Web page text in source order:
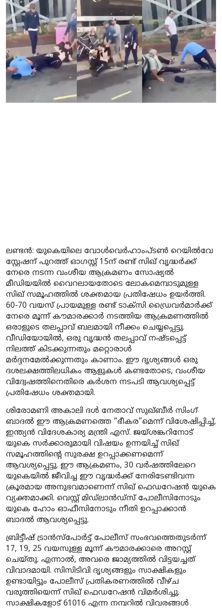
Gulf News
Sports
World
Health
Entertainment
ലണ്ടൻ: യുകെയിലെ വോൾവെർഹാംപ്ടൺ റെയിൽവേ
സ്റ്റേഷന് പുറത്ത് ഓഗസ്റ്റ് 15ന് രണ്ട് സിഖ് വൃദ്ധർക്ക്
നേരെ നടന്ന വംശീയ ആക്രമണം സോഷ്യൽ
മീഡിയയിൽ വൈറലായതോടെ ലോകമെമ്പാടുമുള്ള
സിഖ് സമൂഹത്തിൽ ശക്തമായ പ്രതിഷേധം ഉയർത്തി.
60-70 വയസ് പ്രായമുള്ള രണ്ട് ടാക്സി ഡ്രൈവർമാർക്ക്
നേരെ മൂന്ന് കൗമാരക്കാർ നടത്തിയ ആക്രമണത്തിൽ
ഒരാളുടെ തലപ്പാവ് ബലമായി നീക്കം ചെയ്യപ്പെട്ടു.
വീഡിയോയിൽ, ഒരു വൃദ്ധൻ തലപ്പാവ് നഷ്ടപ്പെട്ട്
നിലത്ത് കിടക്കുന്നതും മറ്റൊരാൾ
മർദ്ദനമേൽക്കുന്നതും കാണാം. ഈ ദൃശ്യങ്ങൾ ഒരു
ദശലക്ഷത്തിലധികം ആളുകൾ കണ്ടതോടെ, വംശീയ
വിദ്വേഷത്തിനെതിരെ കർശന നടപടി ആവശ്യപ്പെട്ട്
പ്രതിഷേധം ശക്തമായി.
ശിരോമണി അകാലി ദൾ നേതാവ് സുഖ്ബീർ സിംഗ്
ബാദൽ ഈ ആക്രമണത്തെ “ഭീകര”മെന്ന് വിശേഷിപ്പിച്ച്,
ഇന്ത്യൻ വിദേശകാര്യ മന്ത്രി എസ്. ജയ്ശങ്കറിനോട്
യുകെ സർക്കാരുമായി വിഷയം ഉന്നയിച്ച് സിഖ്
സമൂഹത്തിന്റെ സുരക്ഷ ഉറപ്പാക്കണമെന്ന്
ആവശ്യപ്പെട്ടു. ഈ ആക്രമണം, 30 വർഷത്തിലേറെ
യുകെയിൽ ജീവിച്ച ഈ വൃദ്ധർക്ക് നേരിടേണ്ടിവന്ന
ക്രൂരമായ അനുഭവമാണെന്ന് സിഖ് ഫെഡറേഷൻ യുകെ
വ്യക്തമാക്കി. വെസ്റ്റ് മിഡ്‌ലാൻഡ്‌സ് പോലീസിനോടും
യുകെ ഹോം ഓഫീസിനോടും നീതി ഉറപ്പാക്കാൻ
ബാദൽ ആവശ്യപ്പെട്ടു.
ബ്രിട്ടീഷ് ട്രാൻസ്‌പോർട്ട് പോലീസ് സംഭവത്തെതുടർന്ന്
17, 19, 25 വയസുള്ള മൂന്ന് കൗമാരക്കാരെ അറസ്റ്റ്
ചെയ്തു. എന്നാൽ, അവരെ ജാമ്യത്തിൽ വിട്ടയച്ചത്
വിവാദമായി. സിസിടിവി ദൃശ്യങ്ങളും സാക്ഷികളും
ഉണ്ടായിട്ടും പോലീസ് പ്രതികരണത്തിൽ വീഴ്ച
വരുത്തിയെന്ന് സിഖ് ഫെഡറേഷൻ വിമർശിച്ചു.
സാക്ഷികളോട് 61016 എന്ന നമ്പറിൽ വിവരങ്ങൾ